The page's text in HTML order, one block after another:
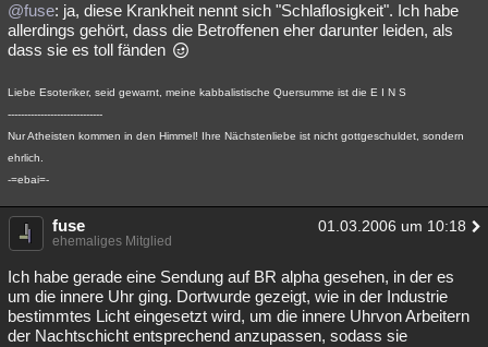
@fuse: ja, diese Krankheit nennt sich "Schlaflosigkeit". Ich habe
allerdings gehört, dass die Betroffenen eher darunter leiden, als
dass sie es toll fänden
Liebe Esoteriker, seid gewarnt, meine kabbalistische Quersumme ist die E I N S
-----------------------------
Nur Atheisten kommen in den Himmel! Ihre Nächstenliebe ist nicht gottgeschuldet, sondern
ehrlich.
-=ebai=-
fuse 01.03.2006 um 10:18
ehemaliges Mitglied
Ich habe gerade eine Sendung auf BR alpha gesehen, in der es
um die innere Uhr ging. Dortwurde gezeigt, wie in der Industrie
bestimmtes Licht eingesetzt wird, um die innere Uhrvon Arbeitern
der Nachtschicht entsprechend anzupassen, sodass sie